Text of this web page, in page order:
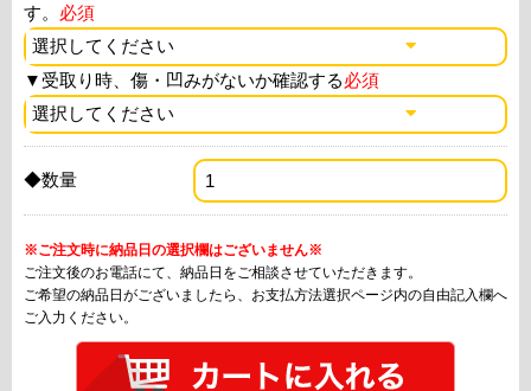
す。 必須
▼ 受取り時、傷・凹みがないか確認する必須
◆数量
※ご注文時に納品日の選択欄はございません※
ご注文後のお電話にて、納品日をご相談させていただきます。
ご希望の納品日がございましたら、お支払方法選択ページ内の自由記入欄へ
ご入力ください。